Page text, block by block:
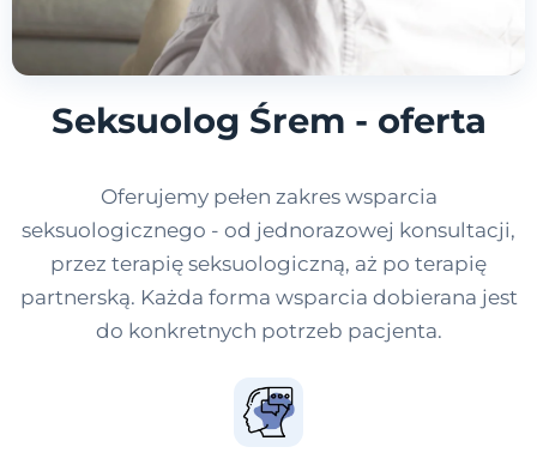
Seksuolog Śrem - oferta
Oferujemy pełen zakres wsparcia
seksuologicznego - od jednorazowej konsultacji,
przez terapię seksuologiczną, aż po terapię
partnerską. Każda forma wsparcia dobierana jest
do konkretnych potrzeb pacjenta.